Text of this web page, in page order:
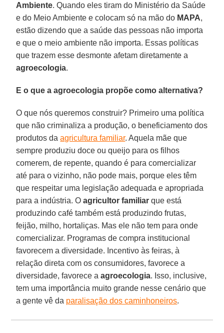
Ambiente. Quando eles tiram do Ministério da Saúde
e do Meio Ambiente e colocam só na mão do MAPA,
estão dizendo que a saúde das pessoas não importa
e que o meio ambiente não importa. Essas políticas
que trazem esse desmonte afetam diretamente a
agroecologia.
E o que a agroecologia propõe como alternativa?
O que nós queremos construir? Primeiro uma política
que não criminaliza a produção, o beneficiamento dos
produtos daagricultura familiar. Aquela mãe que
sempre produziu doce ou queijo para os filhos
comerem, de repente, quando é para comercializar
até para o vizinho, não pode mais, porque eles têm
que respeitar uma legislação adequada e apropriada
para a indústria. Oagricultor familiar que está
produzindo café também está produzindo frutas,
feijão, milho, hortaliças. Mas ele não tem para onde
comercializar. Programas de compra institucional
favorecem a diversidade. Incentivo às feiras, à
relação direta com os consumidores, favorece a
diversidade, favorece aagroecologia. Isso, inclusive,
tem uma importância muito grande nesse cenário que
a gente vê da paralisação dos caminhoneiros.